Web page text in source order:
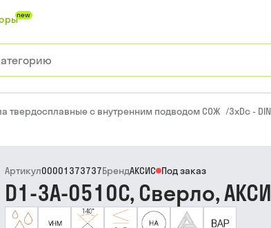
new
твердосплавные с внутренним подводом СОЖ /3xDc -
Артикул00001373737БрендАКСИС Под заказ
D1-3A-0510C, Сверло,